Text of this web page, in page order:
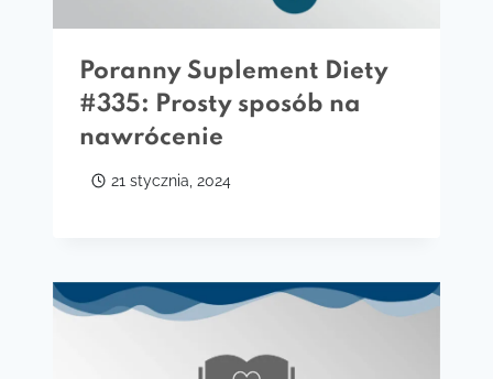
Poranny Suplement Diety
#335: Prosty sposób na
nawrócenie
21 stycznia, 2024